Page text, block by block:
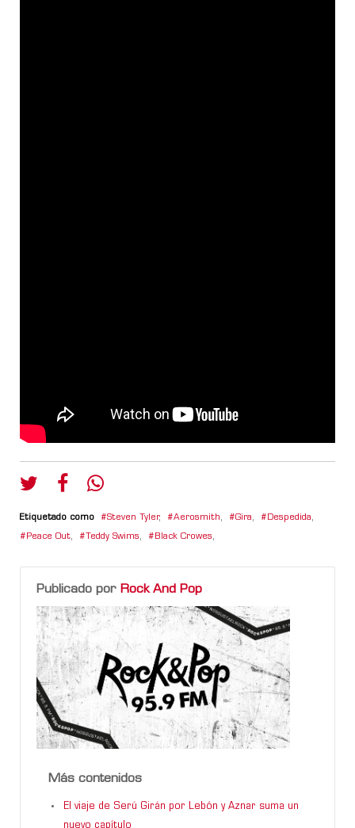
Etiquetado como Steven Tyler, Aerosmith, Gira, Despedida,
Peace Out, Teddy Swims, Black Crowes,
Publicado por Rock And Pop
Más contenidos
El viaje de Serú Girán por Lebón y Aznar suma un
nuevo capítulo